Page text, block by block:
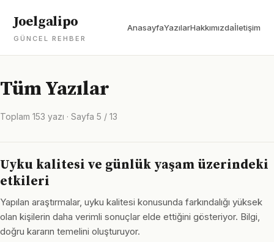
Joelgalipo
GÜNCEL REHBER
AnasayfaYazılarHakkımızdaİletişim
Tüm Yazılar
Toplam 153 yazı · Sayfa 5 / 13
Uyku kalitesi ve günlük yaşam üzerindeki
etkileri
Yapılan araştırmalar, uyku kalitesi konusunda farkındalığı yüksek
olan kişilerin daha verimli sonuçlar elde ettiğini gösteriyor. Bilgi,
doğru kararın temelini oluşturuyor.